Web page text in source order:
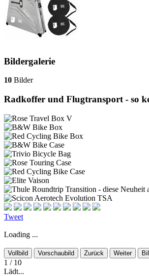
Bildergalerie
10 Bilder
Radkoffer und Flugtransport - so
Tweet
Loading ...
Vollbild Vorschaubild Zurück Weiter
1 / 10
Lädt...